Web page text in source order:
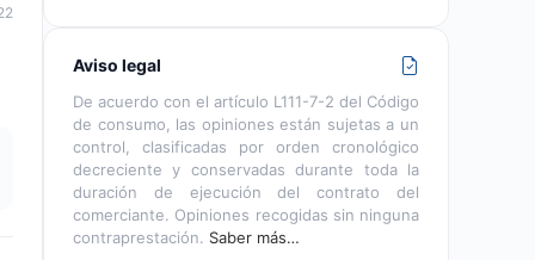
Aviso legal
De acuerdo con el artículo L111-7-2 del Código
de consumo, las opiniones están sujetas a un
control, clasificadas por orden cronológico
decreciente y conservadas durante toda la
duración de ejecución del contrato del
comerciante. Opiniones recogidas sin ninguna
contraprestación. Saber más…